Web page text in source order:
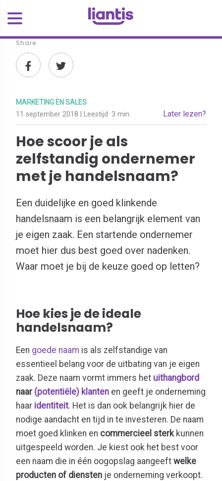
Share
MARKETING EN SALES
11 september 2018 | Leestijd: 3 min. Later lezen?
Hoe scoor je als
zelfstandig ondernemer
met je handelsnaam?
Een duidelijke en goed klinkende
handelsnaam is een belangrijk element van
je eigen zaak. Een startende ondernemer
moet hier dus best goed over nadenken.
Waar moet je bij de keuze goed op letten?
Hoe kies je de ideale
handelsnaam?
Een goede naam is als zelfstandige van
essentieel belang voor de uitbating van je eigen
zaak. Deze naam vormt immers het uithangbord
naar (potentiële) klanten en geeft je onderneming
haar identiteit. Het is dan ook belangrijk hier de
nodige aandacht en tijd in te investeren. De naam
moet goed klinken en commercieel sterkkunnen
uitgespeeld worden. Je kiest ook het best voor
een naam die in één oogopslag aangeeft welke
producten of diensten je onderneming verkoopt.